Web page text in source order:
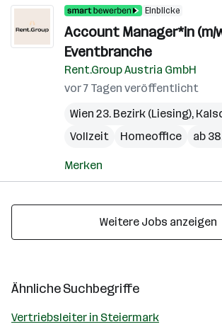
Einblicke
Account Manager*in (m/
Eventbranche
Rent.Group Austria GmbH
vor 7 Tagen veröffentlicht
Wien 23. Bezirk (Liesing),
Vollzeit
Homeoffice ab
Merken
Weitere Jobs anzeigen
Ähnliche Suchbegriffe
Vertriebsleiter in Steiermark